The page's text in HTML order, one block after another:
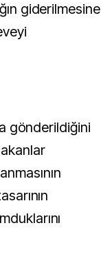
giderilmesine
gönderildiğini